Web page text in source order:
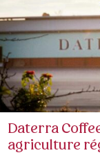
Daterra
agriculture